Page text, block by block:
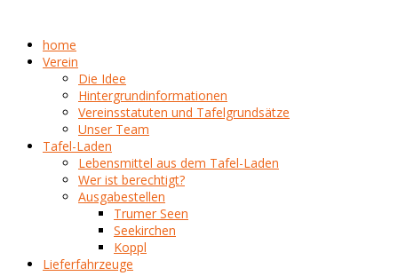
home
Verein
Die Idee
Hintergrundinformationen
Vereinsstatuten und Tafelgrundsätze
Unser Team
Tafel-Laden
Lebensmittel aus dem Tafel-Laden
Wer ist berechtigt?
Ausgabestellen
Trumer Seen
Seekirchen
Koppl
Lieferfahrzeuge